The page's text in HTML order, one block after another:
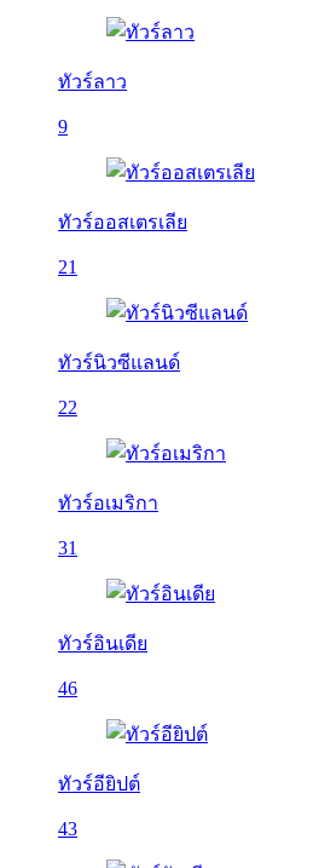
ทัวร์ลาว
9
ทัวร์ออสเตรเลีย
21
ทัวร์นิวซีแลนด์
22
ทัวร์อเมริกา
31
ทัวร์อินเดีย
46
ทัวร์อียิปต์
43